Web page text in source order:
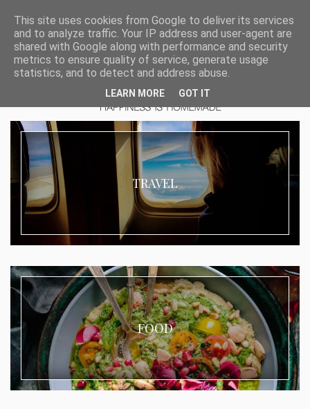
TRAVEL
FOOD
This site uses cookies from Google to deliver its services
and to analyze traffic. Your IP address and user-agent are
shared with Google along with performance and security
metrics to ensure quality of service, generate usage
statistics, and to detect and address abuse.
LEARN MORE GOT IT